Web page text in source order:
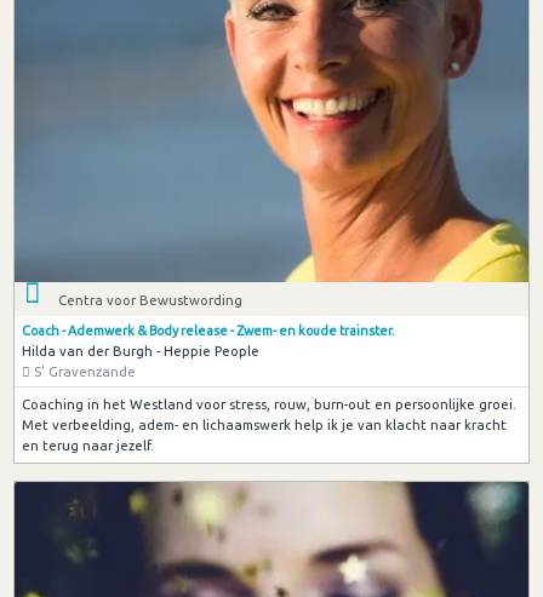
Centra voor Bewustwording
Coach - Ademwerk & Body release - Zwem- en koude trainster.
Hilda van der Burgh - Heppie People
S' Gravenzande
Coaching in het Westland voor stress, rouw, burn-out en persoonlijke groei.
Met verbeelding, adem- en lichaamswerk help ik je van klacht naar kracht
en terug naar jezelf.